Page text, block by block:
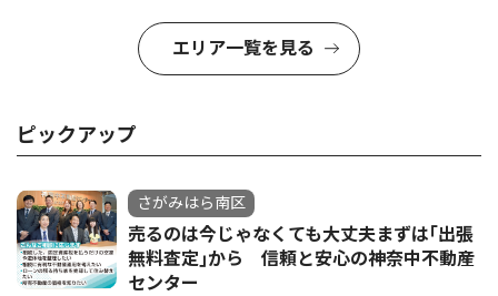
エリア一覧を見る
ピックアップ
さがみはら南区
売るのは今じゃなくても大丈夫まずは｢出張
無料査定｣から 信頼と安心の神奈中不動産
センター